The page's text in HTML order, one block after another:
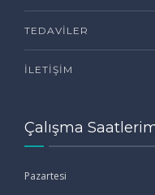
TEDAVILER
İLETIŞIM
Çalışma
Pazartesi